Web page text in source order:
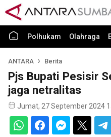
Polhukam Olahraga
ANTARA Berita
Pjs Bupati Pesisir
jaga netralitas
Jumat, 27 September 2024